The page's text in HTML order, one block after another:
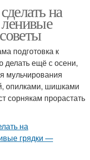
на
ленивые
подготовка к
делать ещё с осени,
мульчирования
опилками, шишками
сорнякам прорастать